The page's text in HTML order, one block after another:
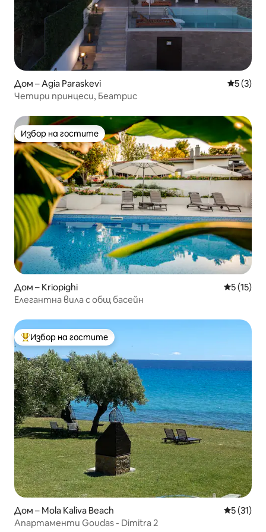
Дом – Agia Paraskevi Средна
5 (3)
Четири принцеси, Беатрис
Избор на гостите
Избор на гостите
Дом – Kriopighi Средна
5 (15)
Елегантна вила с общ басейн
Най-популярен избор на гостите
Избор на гостите
Дом – Mola Kaliva Beach Средна
5 (31)
Апартаменти Goudas - Dimitra 2